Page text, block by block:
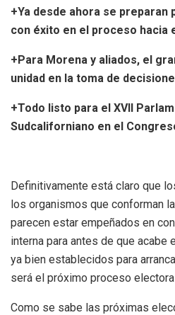
+Ya desde ahora se
con éxito en el proceso hacia
+Para Morena y aliados, el
unidad en la toma de
+Todo listo para el XVII
Sudcaliforniano en el
Definitivamente está claro que
los organismos que conforman
parecen estar empeñados en
interna para antes de que acabe
ya bien establecidos para
será el próximo proceso
Como se sabe las próximas